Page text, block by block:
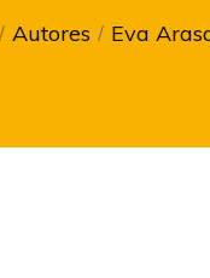
Autores Eva